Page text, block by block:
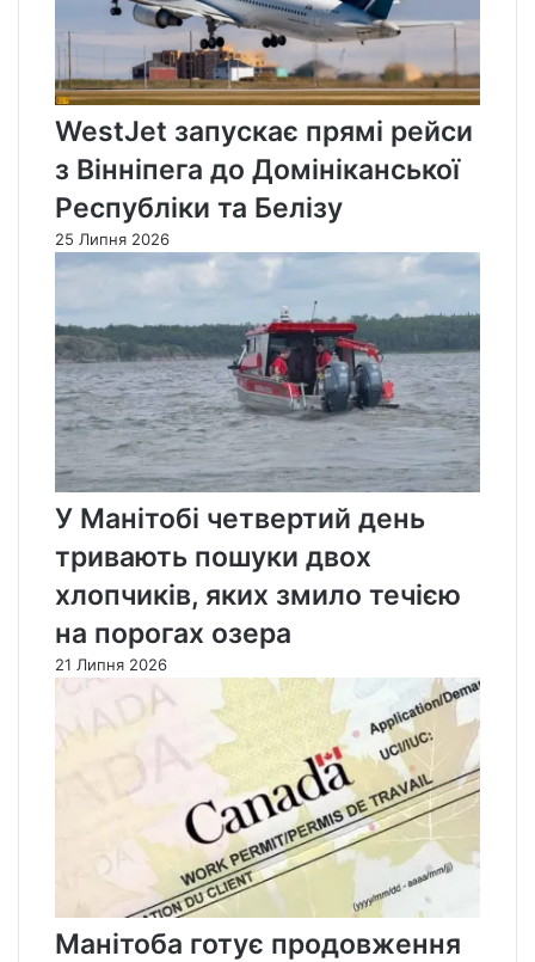
WestJet запускає прямі рейси
з Вінніпега до Домініканської
Республіки та Белізу
25 Липня 2026
У Манітобі четвертий день
тривають пошуки двох
хлопчиків, яких змило течією
на порогах озера
21 Липня 2026
Манітоба готує продовження